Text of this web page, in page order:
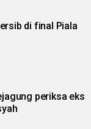
di final Piala
periksa eks